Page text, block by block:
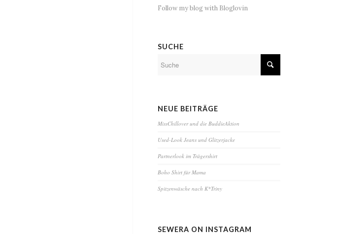
Follow my blog with Bloglovin
SUCHE
NEUE BEITRÄGE
MissChillover und die BuddieAktion
Used-Look Jeans und Glitzerjacke
Partnerlook im Trägershirt
Boho Shirt für Mama
Spitzenwäsche nach K*Triny
SEWERA ON INSTAGRAM